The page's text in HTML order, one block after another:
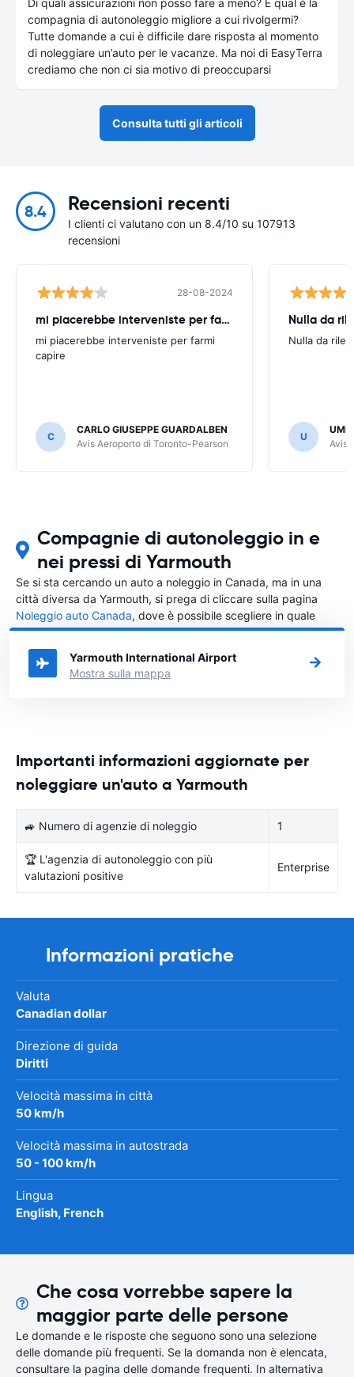
Di quali assicurazioni non posso fare a meno? E qual è la
compagnia di autonoleggio migliore a cui rivolgermi?
Tutte domande a cui è difficile dare risposta al momento
di noleggiare un’auto per le vacanze. Ma noi di EasyTerra
crediamo che non ci sia motivo di preoccuparsi
Consulta tutti gli articoli
8.4 Recensioni recenti
I clienti ci valutano con un 8.4/10 su 107913
recensioni
28-08-2024
mi piacerebbe interveniste per farmi
mi piacerebbe interveniste per farmi
capire
C
CARLO GIUSEPPE GUARDALBEN
Avis Aeroporto di Toronto-Pearson
Nulla da
Nulla da
U
Avis
Compagnie di autonoleggio in e
nei pressi di Yarmouth
Se si sta cercando un auto a noleggio in Canada, ma in una
città diversa da Yarmouth, si prega di cliccare sulla pagina
Noleggio auto Canada, dove è possibile scegliere in quale
città in Canada si vuole noleggiare l'auto.
Yarmouth International Airport
Mostra sulla mappa
Importanti informazioni aggiornate per
noleggiare un'auto a Yarmouth
🚙 Numero di agenzie di noleggio 1
🏆 L'agenzia di autonoleggio con più
valutazioni positive
Enterprise
Informazioni pratiche
Valuta
Canadian dollar
Direzione di guida
Diritti
Velocità massima in città
50 km/h
Velocità massima in autostrada
50 - 100 km/h
Lingua
English, French
Che cosa vorrebbe sapere la
maggior parte delle persone
Le domande e le risposte che seguono sono una selezione
delle domande più frequenti. Se la domanda non è elencata,
consultare la pagina delle domande frequenti. In alternativa